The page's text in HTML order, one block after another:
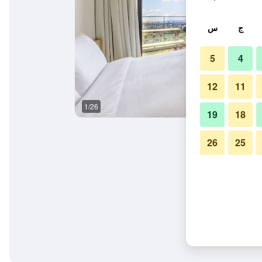
1/26
ج س
4
5
11
12
18
19
25
26